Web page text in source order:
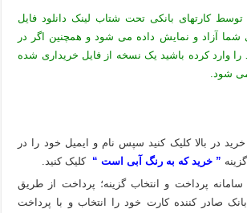
توسط کارتهای بانکی تحت شتاب لینک دانلود فایل
شما آزاد و نمایش داده می شود و همچنین اگر در
را وارد کرده باشید یک نسخه از فایل خریداری شده
شود.
خرید در بالا کلیک کنید سپس نام و ایمیل خود را در
” خرید که به رنگ آبی است “
کلیک کنید.
پرداخت و انتخاب گزینه؛ پرداخت از طریق
صادر کننده کارت خود را انتخاب و با پرداخت